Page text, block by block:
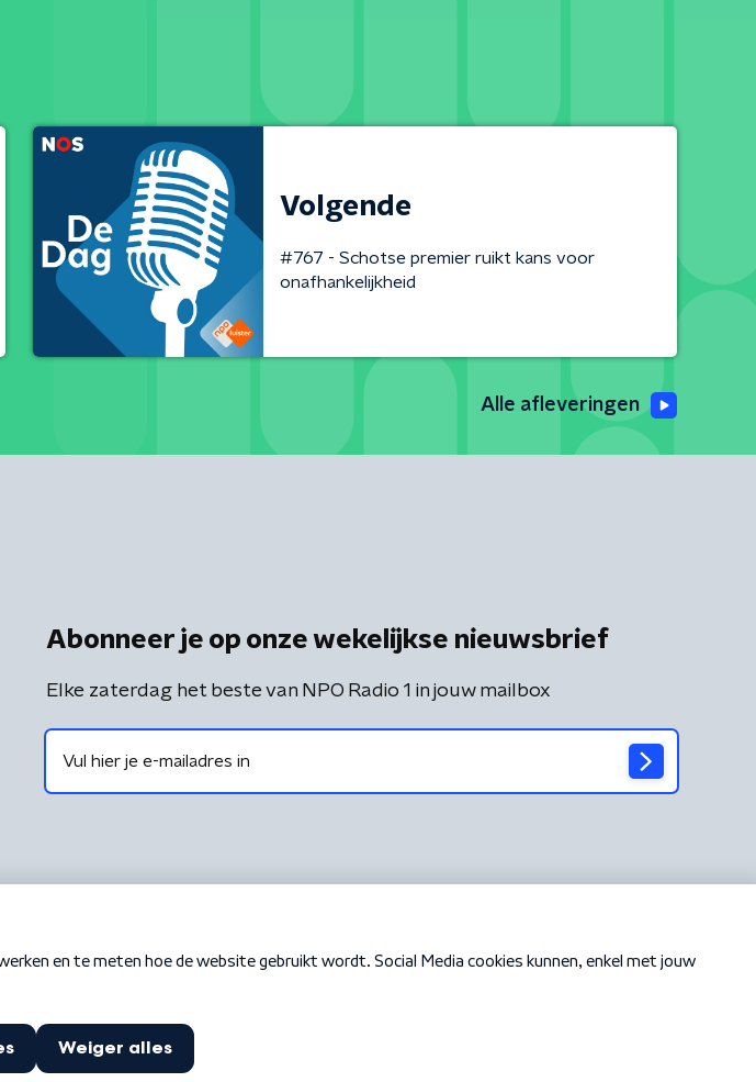
Volgende
#767 - Schotse premier ruikt kans voor
onafhankelijkheid
Alle afleveringen
Abonneer je op onze wekelijkse nieuwsbrief
Elke zaterdag het beste van NPO Radio 1 in jouw mailbox